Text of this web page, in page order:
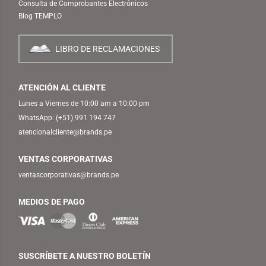
Consulta de Comprobantes Electrónicos
Blog TEMPLO
LIBRO DE RECLAMACIONES
ATENCIÓN AL CLIENTE
Lunes a Viernes de 10:00 am a 10:00 pm
WhatsApp: (+51) 991 194 747
atencionalcliente@brands.pe
VENTAS CORPORATIVAS
ventascorporativas@brands.pe
MEDIOS DE PAGO
SUSCRÍBETE A NUESTRO BOLETÍN